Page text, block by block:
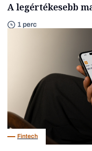
A legértékesebb
1 perc
Fintech